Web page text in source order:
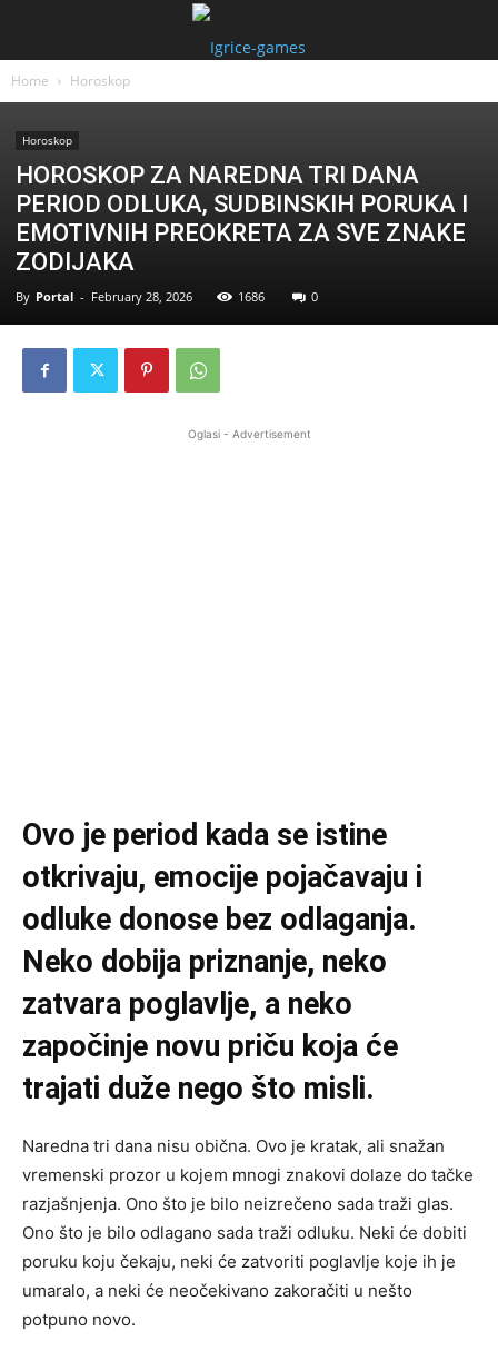
Home Horoskop
Horoskop
HOROSKOP ZA NAREDNA TRI DANA
PERIOD ODLUKA, SUDBINSKIH PORUKA I
EMOTIVNIH PREOKRETA ZA SVE ZNAKE
ZODIJAKA
By Portal - February 28, 2026 1686 0
Oglasi - Advertisement
Ovo je period kada se istine
otkrivaju, emocije pojačavaju i
odluke donose bez odlaganja.
Neko dobija priznanje, neko
zatvara poglavlje, a neko
započinje novu priču koja će
trajati duže nego što misli.
Naredna tri dana nisu obična. Ovo je kratak, ali snažan
vremenski prozor u kojem mnogi znakovi dolaze do tačke
razjašnjenja. Ono što je bilo neizrečeno sada traži glas.
Ono što je bilo odlagano sada traži odluku. Neki će dobiti
poruku koju čekaju, neki će zatvoriti poglavlje koje ih je
umaralo, a neki će neočekivano zakoračiti u nešto
potpuno novo.